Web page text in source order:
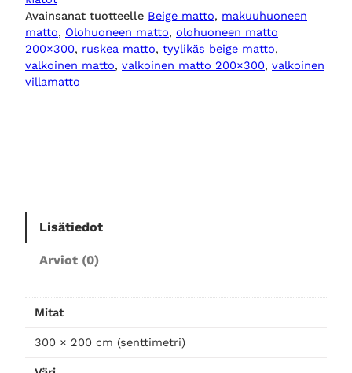
K
l
a
2
,
Avainsanat tuotteelle Beige matto, makuuhuoneen
matto, Olohuoneen matto, olohuoneen matto
200×300, ruskea matto, tyylikäs beige matto
valkoinen matto, valkoinen matto 200×300, valkoinen
villamatto
Lisätiedot
Arviot (0)
Mitat
300 × 200 cm (senttimetri)